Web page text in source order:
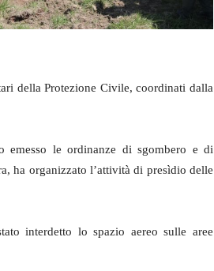
della Protezione Civile, coordinati dalla
emesso le ordinanze di sgombero e di
ha organizzato l’attività di presìdio delle
interdetto lo spazio aereo sulle aree